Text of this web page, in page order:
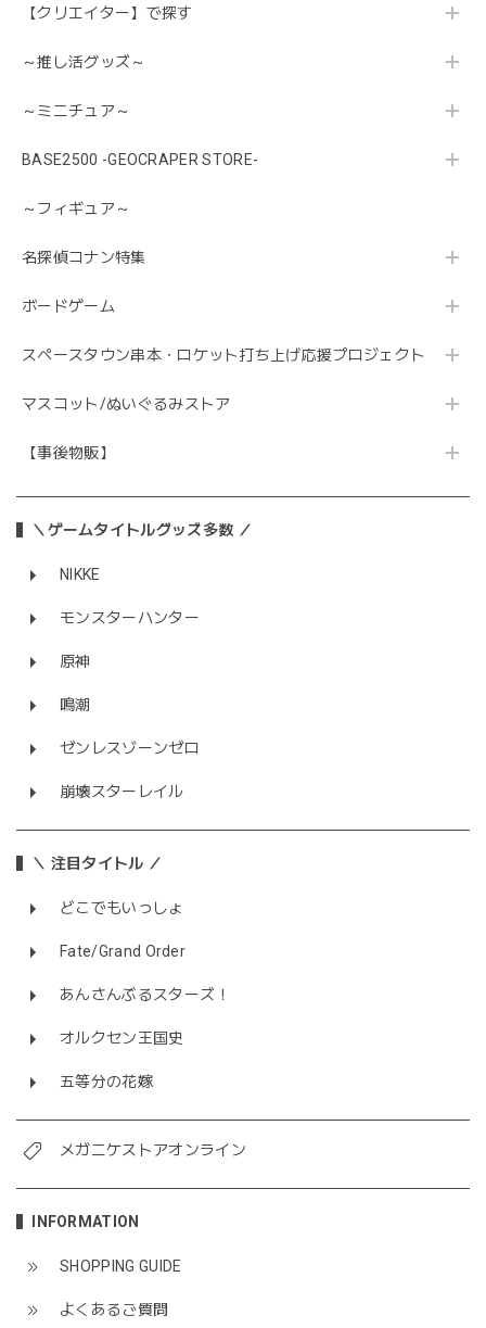
【クリエイター】で探す
～推し活グッズ～
～ミニチュア～
BASE2500 -GEOCRAPER STORE-
～フィギュア～
名探偵コナン特集
ボードゲーム
スペースタウン串本・ロケット打ち上げ応援プロジェクト
マスコット/ぬいぐるみストア
【事後物販】
＼ゲームタイトルグッズ多数 ／
NIKKE
モンスターハンター
原神
鳴潮
ゼンレスゾーンゼロ
崩壊スターレイル
＼ 注目タイトル ／
どこでもいっしょ
Fate/Grand Order
あんさんぶるスターズ！
オルクセン王国史
五等分の花嫁
メガニケストアオンライン
INFORMATION
SHOPPING GUIDE
よくあるご質問